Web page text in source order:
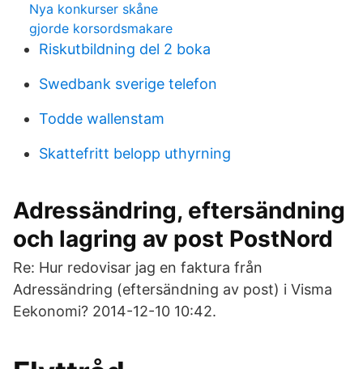
Nya konkurser skåne
gjorde korsordsmakare
Riskutbildning del 2 boka
Swedbank sverige telefon
Todde wallenstam
Skattefritt belopp uthyrning
Adressändring, eftersändning
och lagring av post PostNord
Re: Hur redovisar jag en faktura från
Adressändring (eftersändning av post) i Visma
Eekonomi? ‎2014-12-10 10:42.